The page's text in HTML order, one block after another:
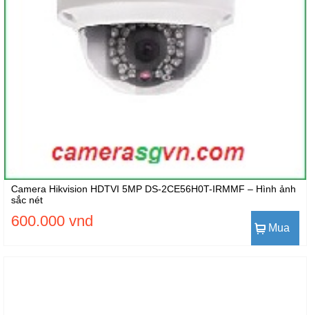
Camera Hikvision HDTVI 5MP DS-2CE56H0T-IRMMF – Hình ảnh
sắc nét
600.000 vnd Mua